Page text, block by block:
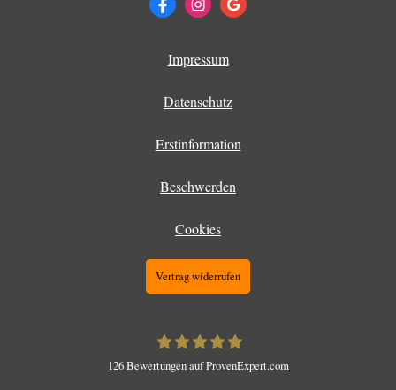
Impressum
Datenschutz
Erstinformation
Beschwerden
Cookies
Vertrag widerrufen
126Bewertungen auf ProvenExpert.com